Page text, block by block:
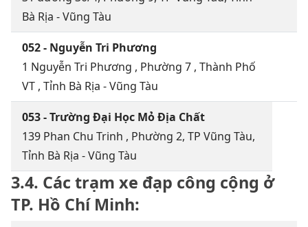
Bà Rịa - Vũng Tàu
052 - Nguyễn Tri Phương
1 Nguyễn Tri Phương , Phường 7 , Thành Phố
VT , Tỉnh Bà Rịa - Vũng Tàu
053 - Trường Đại Học Mỏ Địa Chất
139 Phan Chu Trinh , Phường 2, TP Vũng Tàu,
Tỉnh Bà Rịa - Vũng Tàu
3.4. Các trạm xe đạp công cộng ở
TP. Hồ Chí Minh: